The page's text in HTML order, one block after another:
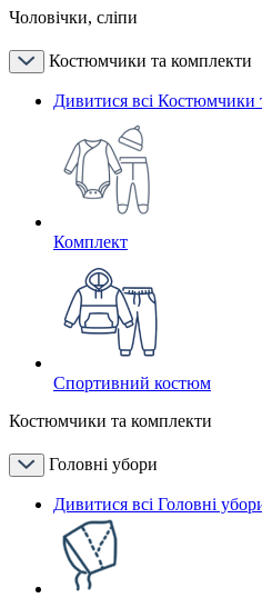
Чоловічки, сліпи
Костюмчики та комплекти
Дивитися всі Костюмчики
Комплект
Спортивний костюм
Костюмчики та комплекти
Головні убори
Дивитися всі Головні